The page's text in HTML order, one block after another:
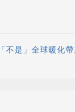
不是」全球暖化